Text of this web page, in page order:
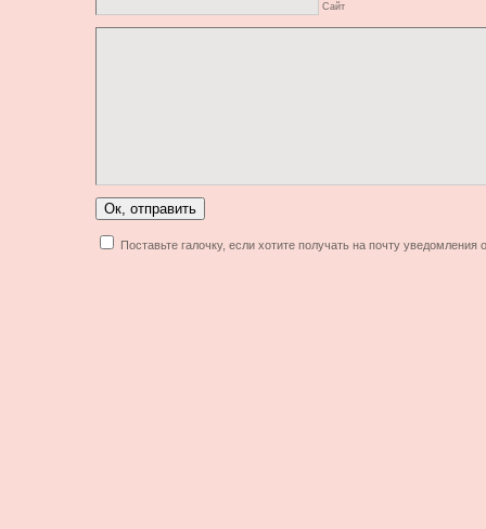
Сайт
Поставьте галочку, если хотите получать на почту